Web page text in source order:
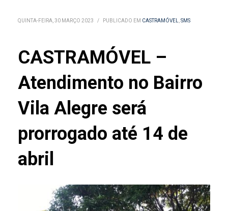
QUINTA-FEIRA, 30 MARÇO 2023 / PUBLICADO EM CASTRAMÓVEL,SMS
CASTRAMÓVEL –
Atendimento no Bairro
Vila Alegre será
prorrogado até 14 de
abril